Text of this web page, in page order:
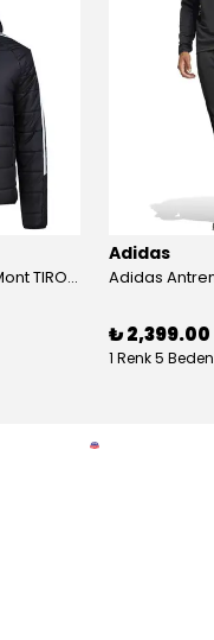
Adidas Antrenman Mont TIRO24 WINT JKT IJ7388
Adidas
₺ 2,399.00
1 Renk 5 Beden